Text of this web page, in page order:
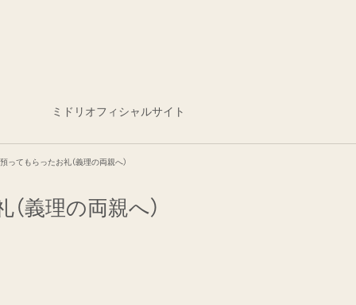
ミドリオフィシャルサイト
預ってもらったお礼（義理の両親へ）
義理の両親へ）